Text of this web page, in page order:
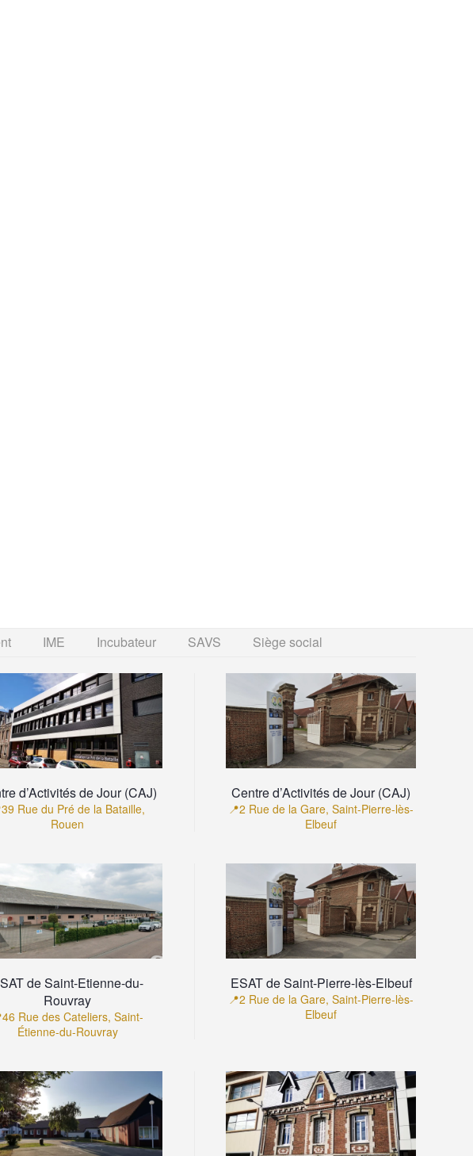
IME Incubateur SAVS Siège social
d’Activités de Jour (CAJ)
Rue du Pré de la Bataille,
Rouen
Centre d’Activités de Jour (CAJ)
📍2 Rue de la Gare, Saint-Pierre-lès-
Elbeuf
de Saint-Etienne-du-
Rouvray
Rue des Cateliers, Saint-
Étienne-du-Rouvray
ESAT de Saint-Pierre-lès-Elbeuf
📍2 Rue de la Gare, Saint-Pierre-lès-
Elbeuf